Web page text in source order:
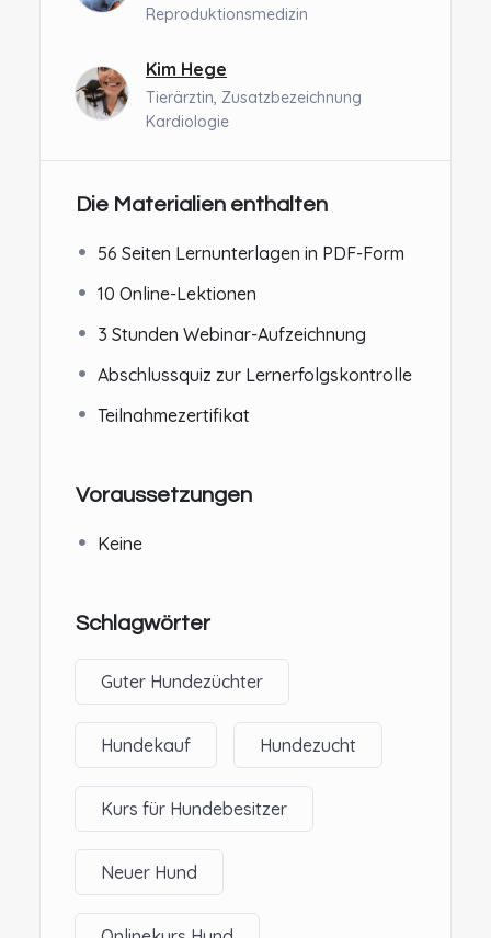
Reproduktionsmedizin
Kim Hege
Tierärztin, Zusatzbezeichnung
Kardiologie
Die Materialien enthalten
56 Seiten Lernunterlagen in PDF-Form
10 Online-Lektionen
3 Stunden Webinar-Aufzeichnung
Abschlussquiz zur Lernerfolgskontrolle
Teilnahmezertifikat
Voraussetzungen
Keine
Schlagwörter
Guter Hundezüchter
Hundekauf Hundezucht
Kurs für Hundebesitzer
Neuer Hund